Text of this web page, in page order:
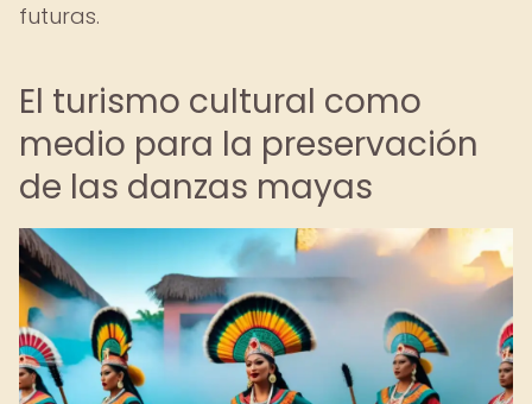
futuras.
El turismo cultural como
medio para la preservación
de las danzas mayas